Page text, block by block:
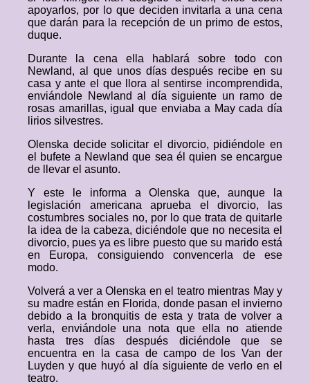
apoyarlos, por lo que deciden invitarla a una cena
que darán para la recepción de un primo de estos,
duque.
Durante la cena ella hablará sobre todo con
Newland, al que unos días después recibe en su
casa y ante el que llora al sentirse incomprendida,
enviándole Newland al día siguiente un ramo de
rosas amarillas, igual que enviaba a May cada día
lirios silvestres.
Olenska decide solicitar el divorcio, pidiéndole en
el bufete a Newland que sea él quien se encargue
de llevar el asunto.
Y este le informa a Olenska que, aunque la
legislación americana aprueba el divorcio, las
costumbres sociales no, por lo que trata de quitarle
la idea de la cabeza, diciéndole que no necesita el
divorcio, pues ya es libre puesto que su marido está
en Europa, consiguiendo convencerla de ese
modo.
Volverá a ver a Olenska en el teatro mientras May y
su madre están en Florida, donde pasan el invierno
debido a la bronquitis de esta y trata de volver a
verla, enviándole una nota que ella no atiende
hasta tres días después diciéndole que se
encuentra en la casa de campo de los Van der
Luyden y que huyó al día siguiente de verlo en el
teatro.